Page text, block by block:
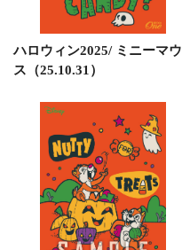
ハロウィン2025/ ミニーマウ
ス（25.10.31）